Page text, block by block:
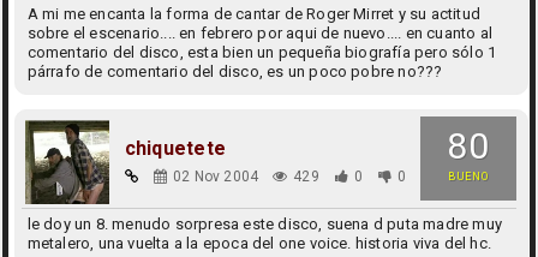
A mi me encanta la forma de cantar de Roger Mirret y su actitud
sobre el escenario.... en febrero por aqui de nuevo.... en cuanto al
comentario del disco, esta bien un pequeña biografía pero sólo 1
párrafo de comentario del disco, es un poco pobre no???
80
BUENO
chiquetete
02 Nov 2004 429 0 0
le doy un 8. menudo sorpresa este disco, suena d puta madre muy
metalero, una vuelta a la epoca del one voice. historia viva del hc.